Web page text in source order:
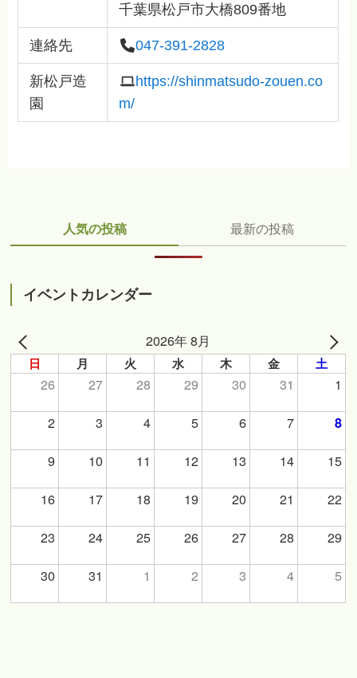
千葉県松戸市大橋809番地
連絡先 047-391-2828
新松戸造
園
https://shinmatsudo-zouen.co
m/
人気の投稿 最新の投稿
イベントカレンダー
2026年 8月
日 月 火 水 木 金 土
26 27 28 29 30 31
1
2
3 4 5 6 7 8
9 10 11 12 13 14
15
16
17 18 19 20 21
22
23
24 25 26 27 28
29
30
31 1 2 3 4 5